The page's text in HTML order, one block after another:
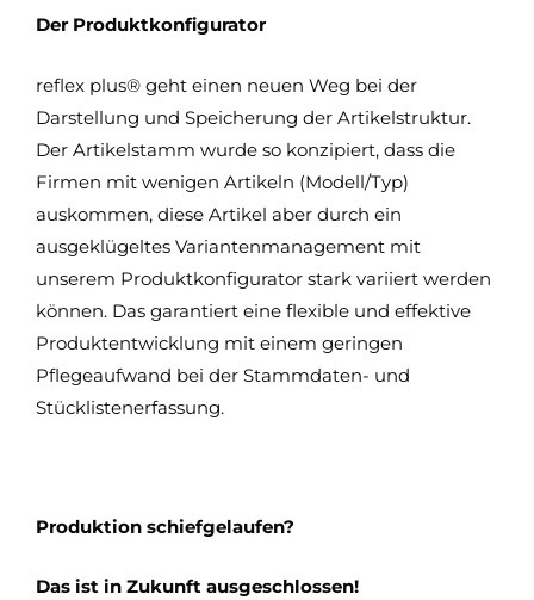
Der Produktkonfigurator
reflex plus® geht einen neuen Weg bei der
Darstellung und Speicherung der Artikelstruktur.
Der Artikelstamm wurde so konzipiert, dass die
Firmen mit wenigen Artikeln (Modell/Typ)
auskommen, diese Artikel aber durch ein
ausgeklügeltes Variantenmanagement mit
unserem Produktkonfigurator stark variiert werden
können. Das garantiert eine flexible und effektive
Produktentwicklung mit einem geringen
Pflegeaufwand bei der Stammdaten- und
Stücklistenerfassung.
Produktion schiefgelaufen?
Das ist in Zukunft ausgeschlossen!